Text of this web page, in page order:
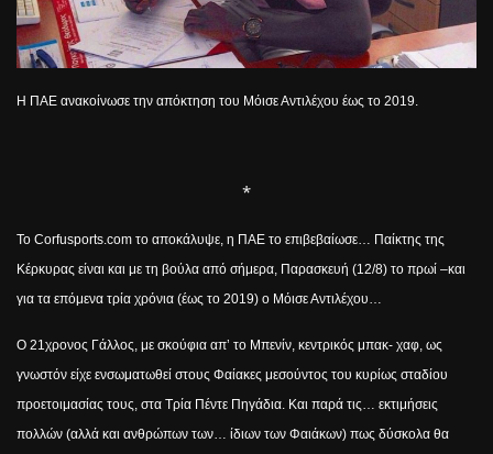
H ΠΑΕ ανακοίνωσε την απόκτηση του Μόισε Αντιλέχου έως το 2019.
*
Το Corfusports com το αποκάλυψε, η ΠΑΕ το επιβεβαίωσε… Παίκτης της
Κέρκυρας είναι και με τη βούλα από σήμερα, Παρασκευή (12/8) το πρωί –και
για τα επόμενα τρία χρόνια (έως το 2019) ο Μόισε Αντιλέχου…
Ο 21χρονος Γάλλος, με σκούφια απ’ το Μπενίν, κεντρικός μπακ- χαφ, ως
γνωστόν είχε ενσωματωθεί στους Φαίακες μεσούντος του κυρίως σταδίου
προετοιμασίας τους, στα Τρία Πέντε Πηγάδια. Και παρά τις… εκτιμήσεις
πολλών (αλλά και ανθρώπων των… ίδιων των Φαιάκων) πως δύσκολα θα